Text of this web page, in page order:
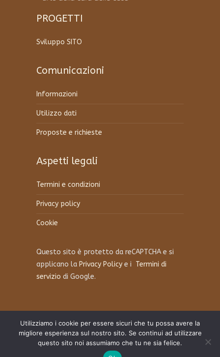
PROGETTI
Sviluppo SITO
Comunicazioni
Informazioni
Utilizzo dati
Proposte e richieste
Aspetti legali
Termini e condizioni
Privacy policy
Cookie
Questo sito è protetto da reCAPTCHA e si
applicano la Privacy Policy e i Termini di
servizio di Google.
© Copyright 2024 | infoGRANAIO
Utilizziamo i cookie per essere sicuri che tu possa avere la
migliore esperienza sul nostro sito. Se continui ad utilizzare
questo sito noi assumiamo che tu ne sia felice.